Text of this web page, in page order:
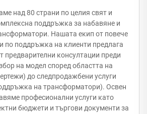
над 80 страни по целия свят и
поддръжка за набавяне и
Нашата екип от повече
по поддръжка на клиенти предлага
консултации преди
на модел според областта на
до следпродажбени услуги
на трансформатори). Освен
професионални услуги като
бюджети и търгови документи за